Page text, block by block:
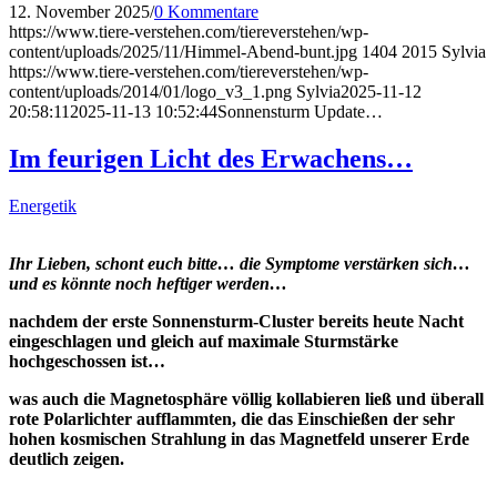
12. November 2025/0 Kommentare
https://www.tiere-verstehen.com/tiereverstehen/wp-
content/uploads/2025/11/Himmel-Abend-bunt.jpg 1404 2015 Sylvia
https://www.tiere-verstehen.com/tiereverstehen/wp-
content/uploads/2014/01/logo_v3_1.png Sylvia2025-11-12
20:58:11 2025-11-13 10:52:44Sonnensturm Update…
Im feurigen Licht des Erwachens…
Energetik
Ihr Lieben, schont euch bitte… die Symptome verstärken sich…
und es könnte noch heftiger werden…
nachdem der erste Sonnensturm-Cluster bereits heute Nacht
eingeschlagen und gleich auf maximale Sturmstärke
hochgeschossen ist…
was auch die Magnetosphäre völlig kollabieren ließ und überall
rote Polarlichter aufflammten, die das Einschießen der sehr
hohen kosmischen Strahlung in das Magnetfeld unserer Erde
deutlich zeigen.